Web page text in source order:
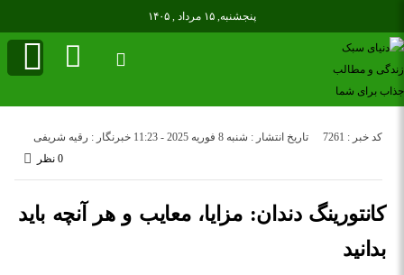
پنجشنبه, ۱۵ مرداد , ۱۴۰۵
تاریخ انتشار : شنبه 8 فوریه 2025 - 11:23 خبرنگار : رقیه شریفی
کد خبر : 7261
0 نظر
کانتورینگ دندان: مزایا، معایب و هر آنچه باید
بدانید